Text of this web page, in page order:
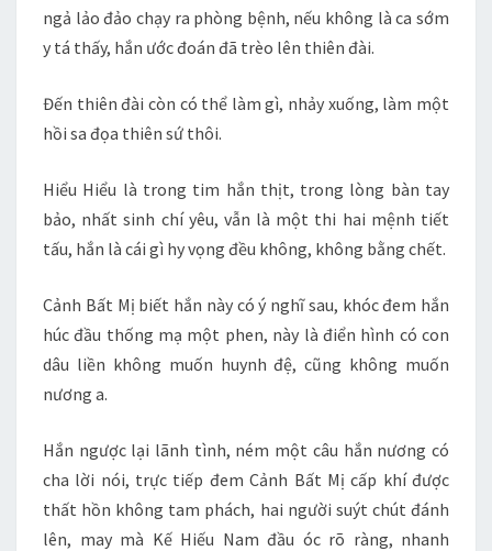
ngả lảo đảo chạy ra phòng bệnh, nếu không là ca sớm
y tá thấy, hắn ước đoán đã trèo lên thiên đài.
Đến thiên đài còn có thể làm gì, nhảy xuống, làm một
hồi sa đọa thiên sứ thôi.
Hiểu Hiểu là trong tim hắn thịt, trong lòng bàn tay
bảo, nhất sinh chí yêu, vẫn là một thi hai mệnh tiết
tấu, hắn là cái gì hy vọng đều không, không bằng chết.
Cảnh Bất Mị biết hắn này có ý nghĩ sau, khóc đem hắn
húc đầu thống mạ một phen, này là điển hình có con
dâu liền không muốn huynh đệ, cũng không muốn
nương a.
Hắn ngược lại lãnh tình, ném một câu hắn nương có
cha lời nói, trực tiếp đem Cảnh Bất Mị cấp khí được
thất hồn không tam phách, hai người suýt chút đánh
lên, may mà Kế Hiếu Nam đầu óc rõ ràng, nhanh